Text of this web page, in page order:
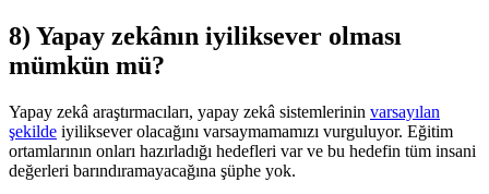
8) Yapay zekânın iyiliksever olması
mümkün mü?
Yapay zekâ araştırmacıları, yapay zekâ sistemlerinin varsayılan
şekilde iyiliksever olacağını varsaymamamızı vurguluyor. Eğitim
ortamlarının onları hazırladığı hedefleri var ve bu hedefin tüm insani
değerleri barındıramayacağına şüphe yok.